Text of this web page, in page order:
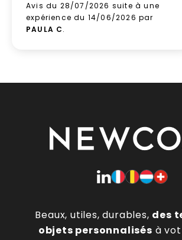
Avis du 28/07/2026 suite à une
expérience du 14/06/2026 par
PAULA C.
Beaux, utiles, durables, des
objets personnalisés à